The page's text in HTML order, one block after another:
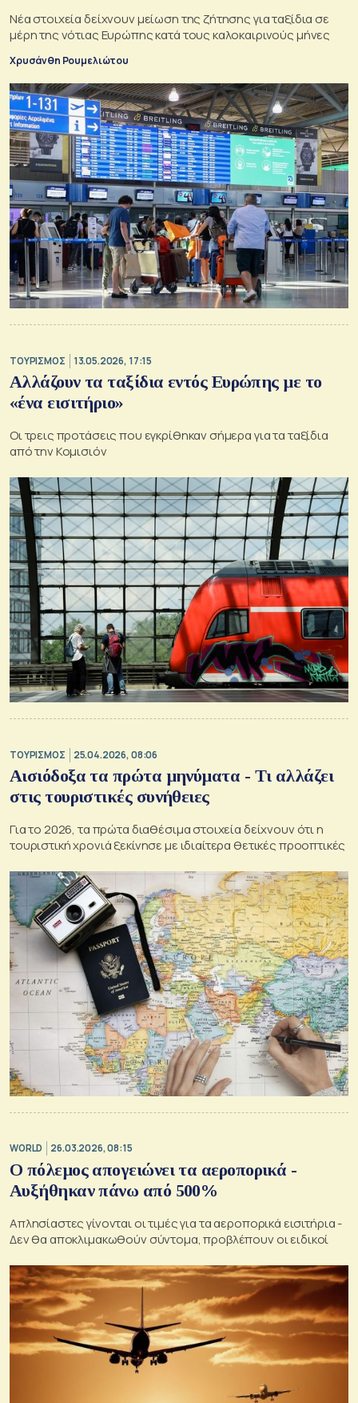
Νέα στοιχεία δείχνουν μείωση της ζήτησης για ταξίδια σε
μέρη της νότιας Ευρώπης κατά τους καλοκαιρινούς μήνες
Χρυσάνθη Ρουμελιώτου
ΤΟΥΡΙΣΜΟΣ 13.05.2026, 17:15
Αλλάζουν τα ταξίδια εντός Ευρώπης με το
«ένα εισιτήριο»
Οι τρεις προτάσεις που εγκρίθηκαν σήμερα για τα ταξίδια
από την Κομισιόν
ΤΟΥΡΙΣΜΟΣ 25.04.2026, 08:06
Αισιόδοξα τα πρώτα μηνύματα - Τι αλλάζει
στις τουριστικές συνήθειες
Για το 2026, τα πρώτα διαθέσιμα στοιχεία δείχνουν ότι η
τουριστική χρονιά ξεκίνησε με ιδιαίτερα θετικές προοπτικές
WORLD 26.03.2026, 08:15
Ο πόλεμος απογειώνει τα αεροπορικά -
Αυξήθηκαν πάνω από 500%
Απλησίαστες γίνονται οι τιμές για τα αεροπορικά εισιτήρια -
Δεν θα αποκλιμακωθούν σύντομα, προβλέπουν οι ειδικοί